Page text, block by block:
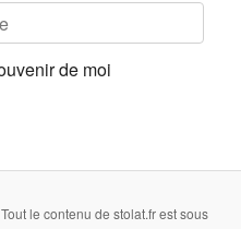
de moi
le contenu de stolat.fr est sous